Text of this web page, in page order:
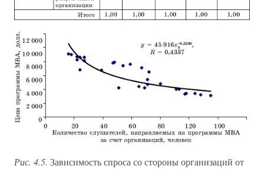
Рис. 4.5. Зависимость спроса со стороны организаций от